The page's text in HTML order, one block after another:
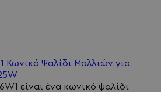
Κωνικό Ψαλίδι Μαλλιών για
είναι ένα κωνικό ψαλίδι